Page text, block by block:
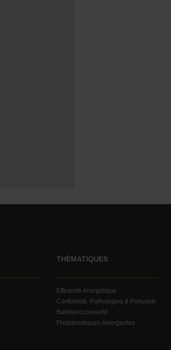
THÉMATIQUES
Efficacité énergétique
Conformité, Pathologies & Polluants
Batiment connecté
Problématiques émergentes